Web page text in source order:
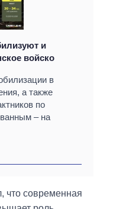
и
войско
в
а также
по
– на
что современная